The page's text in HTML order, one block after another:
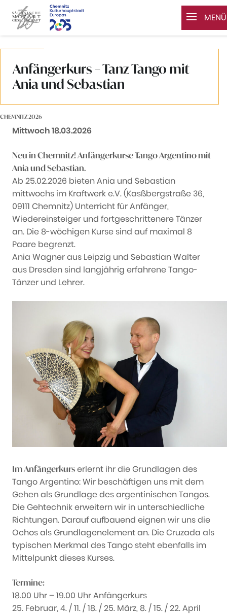
MENÜ
Anfängerkurs – Tanz Tango mit
Ania und Sebastian
CHEMNITZ 2026
Datum:
Mittwoch 18.03.2026
Neu in Chemnitz! Anfängerkurse Tango Argentino mit
Ania und Sebastian.
Ab 25.02.2026 bieten Ania und Sebastian
mittwochs im Kraftwerk e.V. (Kasßbergstraße 36,
09111 Chemnitz) Unterricht für Anfänger,
Wiedereinsteiger und fortgeschrittenere Tänzer
an. Die 8-wöchigen Kurse sind auf maximal 8
Paare begrenzt.
Ania Wagner aus Leipzig und Sebastian Walter
aus Dresden sind langjährig erfahrene Tango-
Tänzer und Lehrer.
Im Anfängerkurs erlernt ihr die Grundlagen des
Tango Argentino: Wir beschäftigen uns mit dem
Gehen als Grundlage des argentinischen Tangos.
Die Gehtechnik erweitern wir in unterschiedliche
Richtungen. Darauf aufbauend eignen wir uns die
Ochos als Grundlagenelement an. Die Cruzada als
typischen Merkmal des Tango steht ebenfalls im
Mittelpunkt dieses Kurses.
Termine:
18.00 Uhr – 19.00 Uhr Anfängerkurs
25. Februar, 4. / 11. / 18. / 25. März, 8. / 15. / 22. April